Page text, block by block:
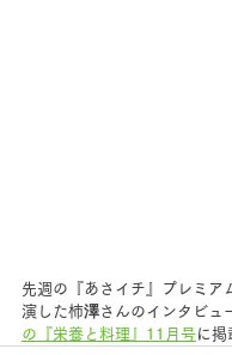
先週の『あさイチ』プレミア
演した柿澤さんのインタビュ
の『栄養と料理』11月号に掲